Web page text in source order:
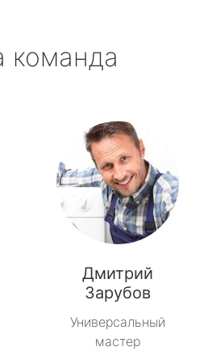
команда
Дмитрий
Зарубов
Универсальный
мастер